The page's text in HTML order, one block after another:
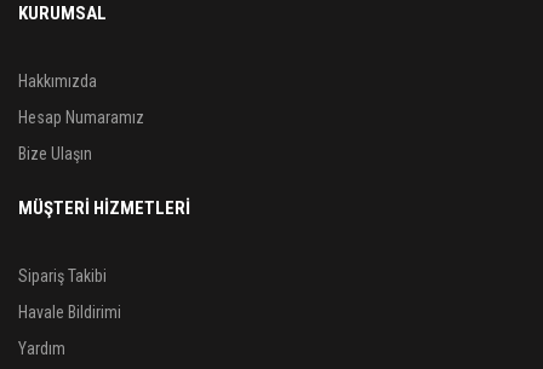
KURUMSAL
Hakkımızda
Hesap Numaramız
Bize Ulaşın
MÜŞTERİ HİZMETLERİ
Sipariş Takibi
Havale Bildirimi
Yardım